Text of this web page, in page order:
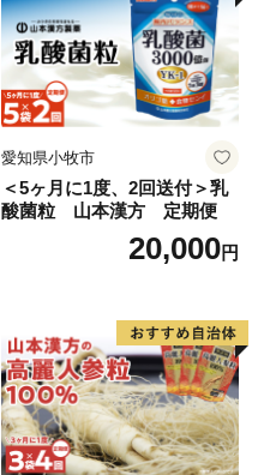
愛知県小牧市
＜5ヶ月に1度、2回送付＞乳
酸菌粒 山本漢方 定期便
20,000円